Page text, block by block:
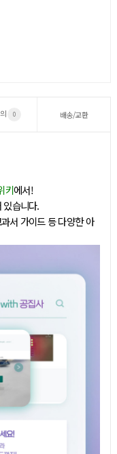
0 배송/교환
키에서!
있습니다.
서 가이드 등 다양한 아